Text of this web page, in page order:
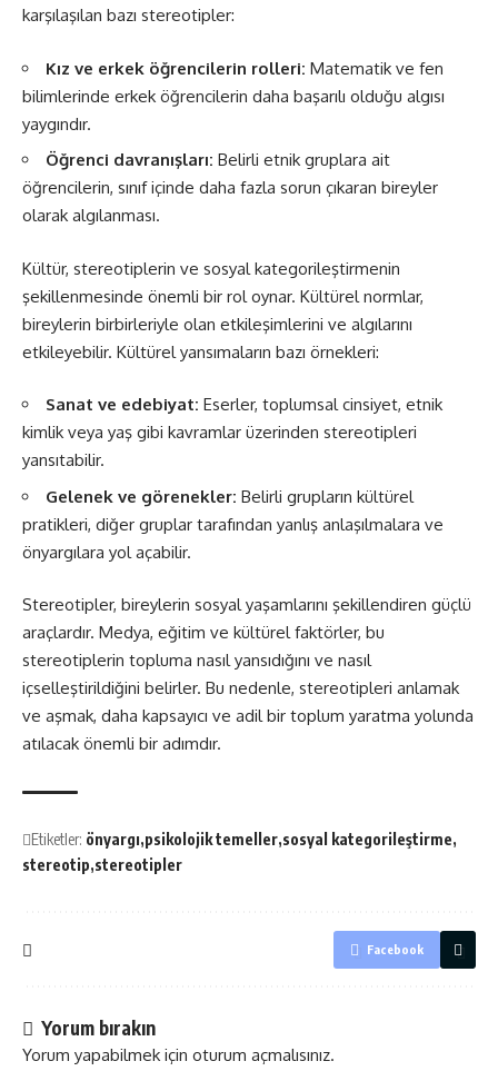
karşılaşılan bazı stereotipler:
Kız ve erkek öğrencilerin rolleri: Matematik ve fen
bilimlerinde erkek öğrencilerin daha başarılı olduğu algısı
yaygındır.
Öğrenci davranışları: Belirli etnik gruplara ait
öğrencilerin, sınıf içinde daha fazla sorun çıkaran bireyler
olarak algılanması.
Kültür, stereotiplerin ve sosyal kategorileştirmenin
şekillenmesinde önemli bir rol oynar. Kültürel normlar,
bireylerin birbirleriyle olan etkileşimlerini ve algılarını
etkileyebilir. Kültürel yansımaların bazı örnekleri:
Sanat ve edebiyat: Eserler, toplumsal cinsiyet, etnik
kimlik veya yaş gibi kavramlar üzerinden stereotipleri
yansıtabilir.
Gelenek ve görenekler: Belirli grupların kültürel
pratikleri, diğer gruplar tarafından yanlış anlaşılmalara ve
önyargılara yol açabilir.
Stereotipler, bireylerin sosyal yaşamlarını şekillendiren güçlü
araçlardır. Medya, eğitim ve kültürel faktörler, bu
stereotiplerin topluma nasıl yansıdığını ve nasıl
içselleştirildiğini belirler. Bu nedenle, stereotipleri anlamak
ve aşmak, daha kapsayıcı ve adil bir toplum yaratma yolunda
atılacak önemli bir adımdır.
Etiketler: önyargı psikolojik temeller sosyal kategorileştirme
stereotip stereotipler
Facebook
Yorum bırakın
Yorum yapabilmek için oturum açmalısınız.